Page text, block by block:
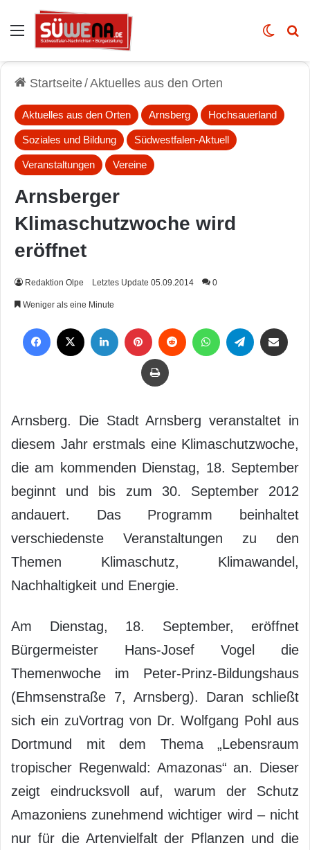
Auswahl Skin
Startseite/Aktuelles aus den Orten
Aktuelles aus den Orten Arnsberg Hochsauerland
Soziales und Bildung Südwestfalen-Aktuell
Veranstaltungen Vereine
Arnsberger
Klimaschutzwoche wird
eröffnet
Redaktion Olpe Letztes Update 05.09.2014 0
Weniger als eine Minute
Drucken
Arnsberg. Die Stadt Arnsberg veranstaltet in
diesem Jahr erstmals eine Klimaschutzwoche,
die am kommenden Dienstag, 18. September
beginnt und bis zum 30. September 2012
andauert. Das Programm beinhaltet
verschiedenste Veranstaltungen zu den
Themen Klimaschutz, Klimawandel,
Nachhaltigkeit und Energie.
Am Dienstag, 18. September, eröffnet
Bürgermeister Hans-Josef Vogel die
Themenwoche im Peter-Prinz-Bildungshaus
(Ehmsenstraße 7, Arnsberg). Daran schließt
sich ein zuVortrag von Dr. Wolfgang Pohl aus
Dortmund mit dem Thema „Lebensraum
tropischer Regenwald: Amazonas“ an. Dieser
zeigt eindrucksvoll auf, warum der Schutz
Amazoniens zunehmend wichtiger wird – nicht
nur für die Artenvielfalt der Pflanzen und die